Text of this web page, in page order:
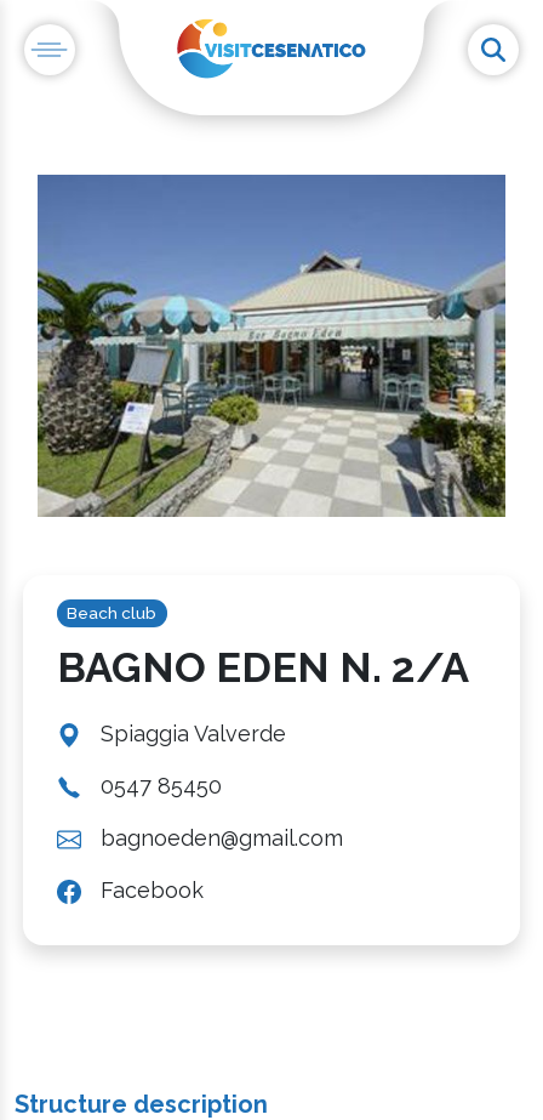
Beach club
BAGNO EDEN N. 2/A
Spiaggia Valverde
0547 85450
bagnoeden@gmail.com
Facebook
Structure description